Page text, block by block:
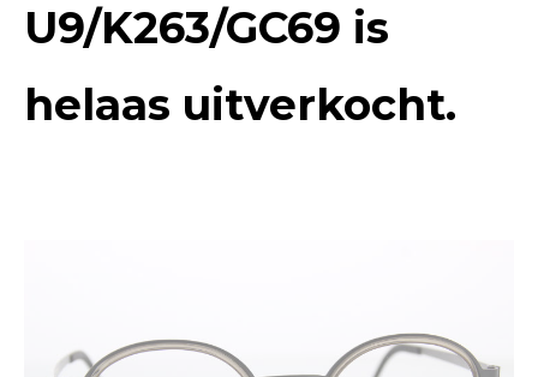
U9/K263/GC69 is
helaas uitverkocht.